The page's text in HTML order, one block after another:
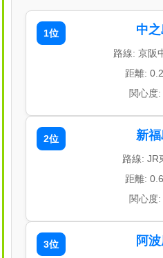
1位 中
路線: 京阪
距離:
関心度
2位 新福
路線: JR
距離:
関心度
3位 阿